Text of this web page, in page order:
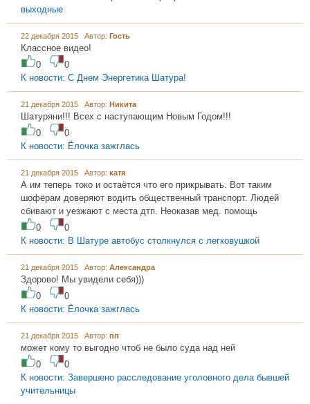
выходные
22 декабря 2015 Автор: Гость
Классное видео!
0
0
К новости: С Днем Энергетика Шатура!
21 декабря 2015 Автор: Никита
Шатуряни!!! Всех с наступающим Новым Годом!!!
0
0
К новости: Ёлочка зажглась
21 декабря 2015 Автор: катя
А им теперь токо и остаётся что его прикрывать. Вот таким
шофёрам доверяют водить общественный транспорт. Людей
сбивают и уезжают с места дтп. Неоказав мед. помощь
0
0
К новости: В Шатуре автобус столкнулся с легковушкой
21 декабря 2015 Автор: Александра
Здорово! Мы увидели себя)))
0
0
К новости: Ёлочка зажглась
21 декабря 2015 Автор: пп
может кому то выгодно чтоб не было суда над ней
0
0
К новости: Завершено расследование уголовного дела бывшей
учительницы